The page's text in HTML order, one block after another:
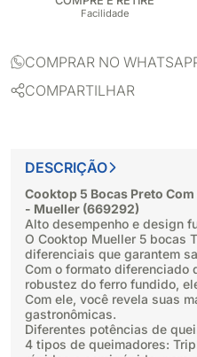
Facilidade
COMPRAR NO
COMPARTILHAR
DESCRIÇÃO
Cooktop 5 Bocas Preto
- Mueller (669292)
Alto desempenho e design
O Cooktop Mueller 5 bocas
diferenciais que garantem
Com o formato diferenciado
robustez do ferro fundido,
Com ele, você revela suas
gastronômicas.
Diferentes potências de
4 tipos de queimadores: